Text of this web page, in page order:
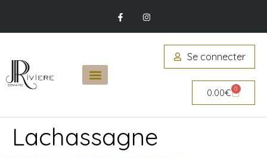
Se connecter
0.00€ 0
Lachassagne